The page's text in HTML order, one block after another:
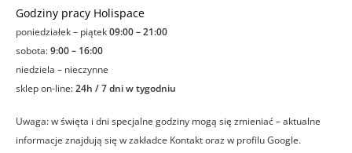
Godziny pracy Holispace
poniedziałek – piątek09:00 – 21:00
sobota:9:00 – 16:00
niedziela – nieczynne
sklep on-line:24h / 7 dni w tygodniu
Uwaga: w święta i dni specjalne godziny mogą się zmieniać – aktualne
informacje znajdują się w zakładce Kontakt oraz w profilu Google.